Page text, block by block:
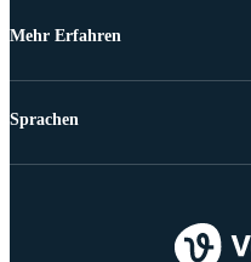
Mehr Erfahren
Sprachen